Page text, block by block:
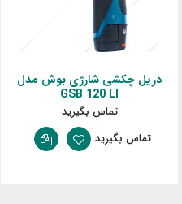
دریل چکشی شارژی بوش مدل
GSB 120 LI
تماس بگیرید
تماس بگیرید